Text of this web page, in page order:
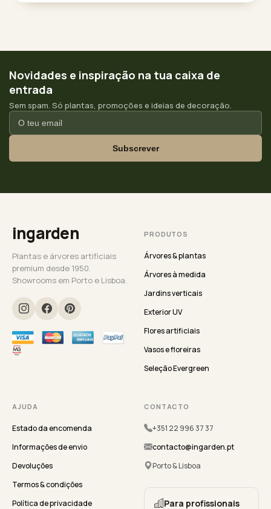
Novidades e inspiração na tua caixa de
entrada
Sem spam. Só plantas, promoções e ideias de decoração.
Subscrever
ingarden
Plantas e árvores artificiais
premium desde 1950.
Showrooms em Porto e Lisboa.
PRODUTOS
Árvores & plantas
Árvores à medida
Jardins verticais
Exterior UV
Flores artificiais
Vasos e floreiras
Seleção Evergreen
AJUDA
Estado da encomenda
Informações de envio
Devoluções
Termos & condições
Política de privacidade
CONTACTO
+351 22 996 37 37
contacto@ingarden.pt
Porto & Lisboa
Para profissionais